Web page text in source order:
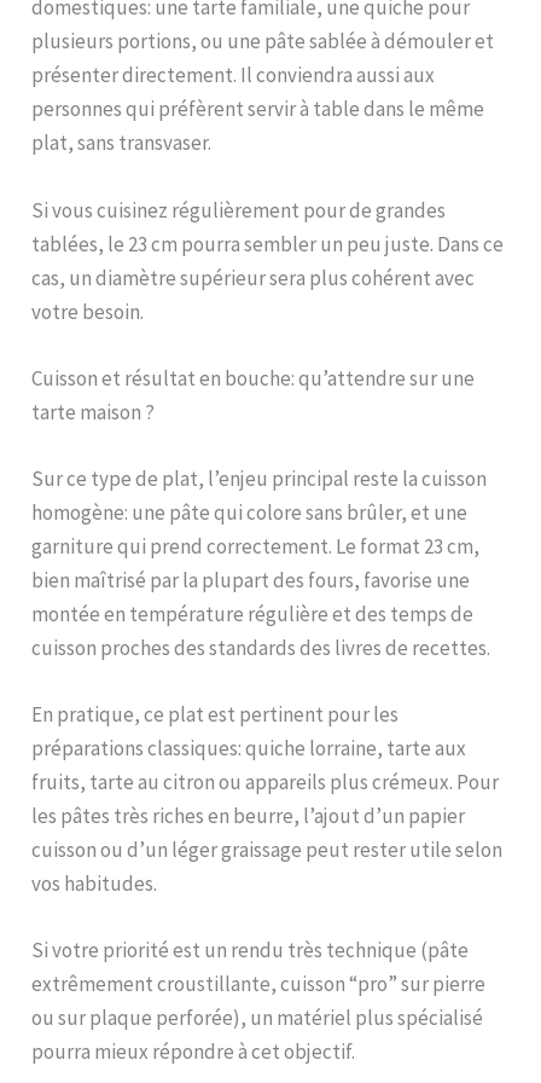
les fêtes d'anniversaire
ou les vacances comme
Noël et Thanksgiving ;
idéal pour les tartes, les
domestiques: une tarte familiale, une quiche pour
plusieurs portions, ou une pâte sablée à démouler et
présenter directement. Il conviendra aussi aux
personnes qui préfèrent servir à table dans le même
plat, sans transvaser.
Si vous cuisinez régulièrement pour de grandes
tablées, le 23 cm pourra sembler un peu juste. Dans ce
cas, un diamètre supérieur sera plus cohérent avec
votre besoin.
Cuisson et résultat en bouche: qu’attendre sur une
tarte maison ?
Sur ce type de plat, l’enjeu principal reste la cuisson
homogène: une pâte qui colore sans brûler, et une
garniture qui prend correctement. Le format 23 cm,
bien maîtrisé par la plupart des fours, favorise une
montée en température régulière et des temps de
cuisson proches des standards des livres de recettes.
En pratique, ce plat est pertinent pour les
préparations classiques: quiche lorraine, tarte aux
fruits, tarte au citron ou appareils plus crémeux. Pour
les pâtes très riches en beurre, l’ajout d’un papier
cuisson ou d’un léger graissage peut rester utile selon
vos habitudes.
Si votre priorité est un rendu très technique (pâte
extrêmement croustillante, cuisson “pro” sur pierre
ou sur plaque perforée), un matériel plus spécialisé
pourra mieux répondre à cet objectif.